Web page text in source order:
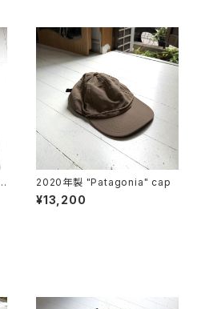
2020年製 "Patagonia" cap
¥13,200